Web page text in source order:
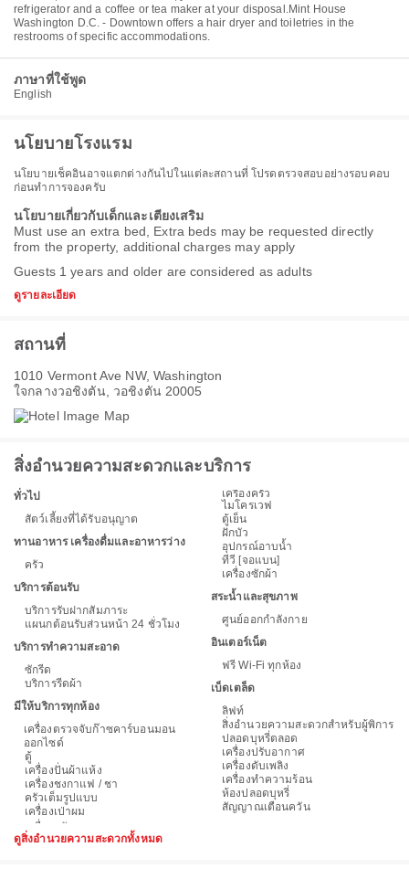
refrigerator and a coffee or tea maker at your disposal.Mint House
Washington D.C. - Downtown offers a hair dryer and toiletries in the
restrooms of specific accommodations.
ภาษาที่ใช้พูด
English
นโยบายโรงแรม
นโยบายเช็คอินอาจแตกต่างกันไปในแต่ละสถานที่ โปรดตรวจสอบอย่างรอบคอบ
ก่อนทำการจองครับ
นโยบายเกี่ยวกับเด็กและเตียงเสริม
Must use an extra bed, Extra beds may be requested directly
from the property, additional charges may apply
Guests 1 years and older are considered as adults
ดูรายละเอียด
สถานที่
1010 Vermont Ave NW, Washington
ใจกลางวอชิงตัน, วอชิงตัน 20005
สิ่งอำนวยความสะดวกและบริการ
ทั่วไป
สัตว์เลี้ยงที่ได้รับอนุญาต
ทานอาหาร เครื่องดื่มและอาหารว่าง
ครัว
บริการต้อนรับ
บริการรับฝากสัมภาระ
แผนกต้อนรับส่วนหน้า 24 ชั่วโมง
บริการทำความสะอาด
ซักรีด
บริการรีดผ้า
มีให้บริการทุกห้อง
เครื่องตรวจจับก๊าซคาร์บอนมอน
ออกไซด์
ตู้
เครื่องปั่นผ้าแห้ง
เครื่องชงกาแฟ / ชา
ครัวเต็มรูปแบบ
เครื่องเป่าผม
เครื่องครัว
ไมโครเวฟ
ตู้เย็น
ฝักบัว
อุปกรณ์อาบน้ำ
ทีวี [จอแบน]
เครื่องซักผ้า
สระน้ำและสุขภาพ
ศูนย์ออกกำลังกาย
อินเตอร์เน็ต
ฟรี Wi-Fi ทุกห้อง
เบ็ดเตล็ด
ลิฟท์
สิ่งอำนวยความสะดวกสำหรับผู้พิการ
ปลอดบุหรี่ตลอด
เครื่องปรับอากาศ
เครื่องดับเพลิง
เครื่องทำความร้อน
ห้องปลอดบุหรี่
สัญญาณเตือนควัน
ดูสิ่งอำนวยความสะดวกทั้งหมด